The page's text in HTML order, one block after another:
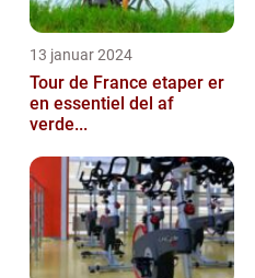
13 januar 2024
Tour de France etaper er
en essentiel del af
verde...